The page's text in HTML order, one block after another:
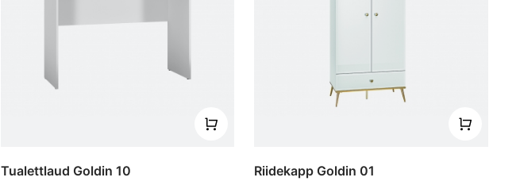
Tualettlaud Goldin 10 Riidekapp Goldin 01